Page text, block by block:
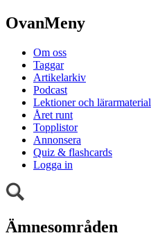
OvanMeny
Om oss
Taggar
Artikelarkiv
Podcast
Lektioner och lärarmaterial
Året runt
Topplistor
Annonsera
Quiz & flashcards
Logga in
Ämnesområden